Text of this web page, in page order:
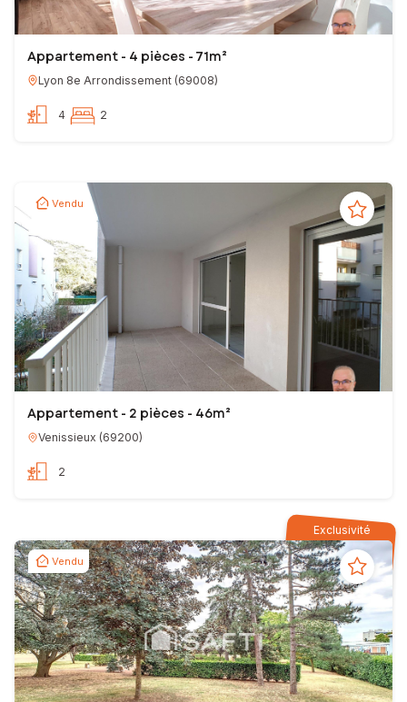
Appartement - 4 pièces - 71m²
Lyon 8e Arrondissement (69008)
4 2
Vendu
Appartement - 2 pièces - 46m²
Venissieux (69200)
2
Exclusivité
Vendu